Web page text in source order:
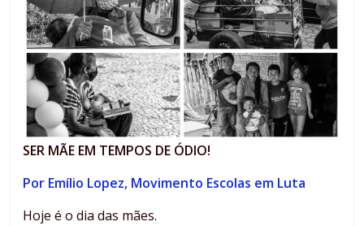
SER MÃE EM TEMPOS DE ÓDIO!
Por Emílio Lopez, Movimento Escolas em Luta
Hoje é o dia das mães.